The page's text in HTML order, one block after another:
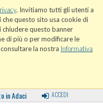
. Invitiamo tutti gli utenti a
questo sito usa cookie di
chiudere questo banner
di più o per modificare le
la nostra Informativa
in Adaci ACCEDI